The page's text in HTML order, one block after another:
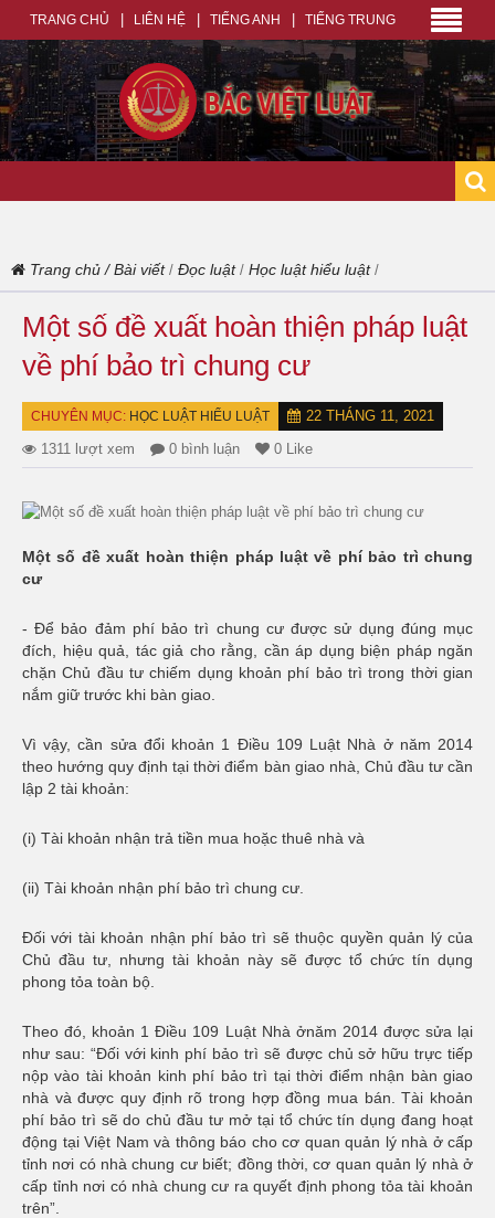
TRANG CHỦ LIÊN HỆ TIẾNG ANH TIẾNG TRUNG
Trang chủ /Bài viết/ Đọc luật/ Học luật hiểu luật/
Một số đề xuất hoàn thiện pháp luật
về phí bảo trì chung cư
CHUYÊN MỤC: HỌC LUẬT HIỂU LUẬT
22 THÁNG 11, 2021
1311 lượt xem
0 bình luận 0 Like
Một số đề xuất hoàn thiện pháp luật về phí bảo trì chung
cư
- Để bảo đảm phí bảo trì chung cư được sử dụng đúng mục
đích, hiệu quả, tác giả cho rằng, cần áp dụng biện pháp ngăn
chặn Chủ đầu tư chiếm dụng khoản phí bảo trì trong thời gian
nắm giữ trước khi bàn giao.
Vì vậy, cần sửa đổi khoản 1 Điều 109 Luật Nhà ở năm 2014
theo hướng quy định tại thời điểm bàn giao nhà, Chủ đầu tư cần
lập 2 tài khoản:
(i) Tài khoản nhận trả tiền mua hoặc thuê nhà và
(ii) Tài khoản nhận phí bảo trì chung cư.
Đối với tài khoản nhận phí bảo trì sẽ thuộc quyền quản lý của
Chủ đầu tư, nhưng tài khoản này sẽ được tổ chức tín dụng
phong tỏa toàn bộ.
Theo đó, khoản 1 Điều 109 Luật Nhà ởnăm 2014 được sửa lại
như sau: “Đối với kinh phí bảo trì sẽ được chủ sở hữu trực tiếp
nộp vào tài khoản kinh phí bảo trì tại thời điểm nhận bàn giao
nhà và được quy định rõ trong hợp đồng mua bán. Tài khoản
phí bảo trì sẽ do chủ đầu tư mở tại tổ chức tín dụng đang hoạt
động tại Việt Nam và thông báo cho cơ quan quản lý nhà ở cấp
tỉnh nơi có nhà chung cư biết; đồng thời, cơ quan quản lý nhà ở
cấp tỉnh nơi có nhà chung cư ra quyết định phong tỏa tài khoản
trên”.